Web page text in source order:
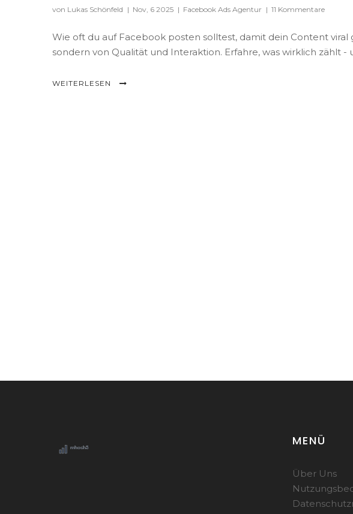
von Lukas Schönfeld | Nov, 6 2025 | Facebook Ads Agentur | 11 Kommentare
Wie oft du auf Facebook posten solltest, damit dein Content
sondern von Qualität und Interaktion. Erfahre, was wirklich zählt -
WEITERLESEN
MENÜ
Über Uns